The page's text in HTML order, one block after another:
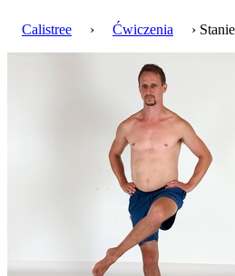
Calistree › Ćwiczenia ›